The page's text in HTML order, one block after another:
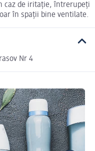
caz de iritație, întrerupeți
în spații bine ventilate.
Nr 4